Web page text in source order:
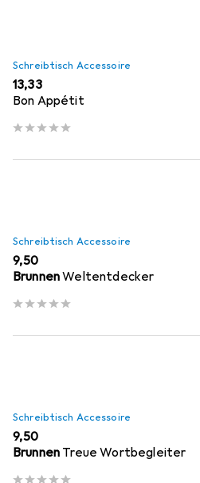
Schreibtisch Accessoire
EUR
13,33
Bon Appétit
Schreibtisch Accessoire
EUR
9,50
BrunnenWeltentdecker
Schreibtisch Accessoire
EUR
9,50
Brunnen Treue Wortbegleiter